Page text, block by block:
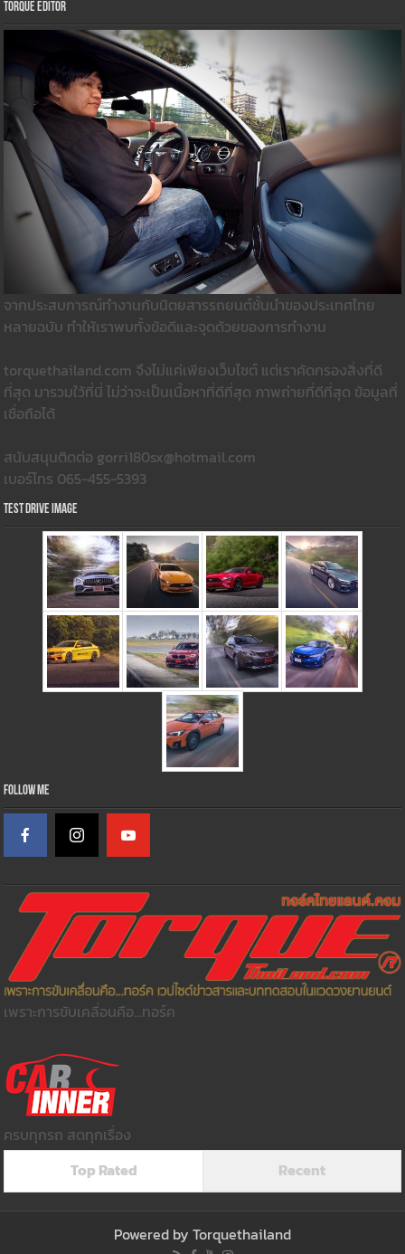
Torque Editor
จากประสบการณ์ทำงานกับนิตยสารรถยนต์ชั้นนำของประเทศไทย
หลายฉบับ ทำให้เราพบทั้งข้อดีและจุดด้วยของการทำงาน
torquethailand.com จึงไม่แค่เพียงเว็บไซต์ แต่เราคัดกรองสิ่งที่ดี
ที่สุด มารวมใว้ที่นี่ ไม่ว่าจะเป็นเนื้อหาที่ดีที่สุด ภาพถ่ายที่ดีที่สุด ข้อมูลที่
เชื่อถือได้
สนับสนุนติดต่อ gorri180sx@hotmail.com
เบอร์โทร 065-455-5393
Test Drive Image
Follow Me
เพราะการขับเคลื่อนคือ...ทอร์ค
ครบทุกรถ สดทุกเรื่อง
Top Rated
Recent
Powered by Torquethailand